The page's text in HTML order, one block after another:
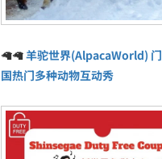
🦙🦙羊驼世界(AlpacaWorld)
国热门多种动物互动秀